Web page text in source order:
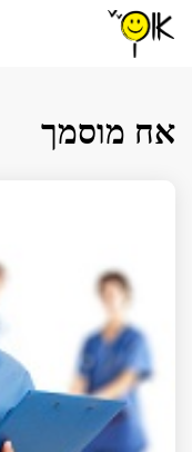
אח מוסמך